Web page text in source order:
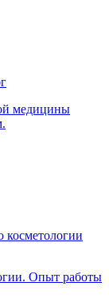
медицины
косметологии
Опыт работы